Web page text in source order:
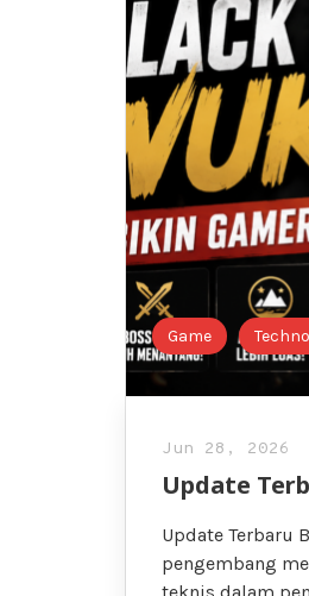
Game
Jun 28, 2026
Update
Update Terbaru
pengembang